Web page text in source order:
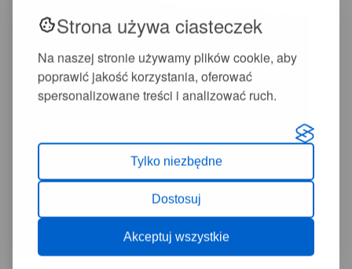
Strona używa ciasteczek
Na naszej stronie używamy plików cookie, aby
poprawić jakość korzystania, oferować
spersonalizowane treści i analizować ruch.
Tylko niezbędne
Dostosuj
Akceptuj wszystkie